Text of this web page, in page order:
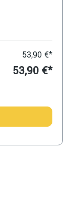
53,90 €*
53,90 €*